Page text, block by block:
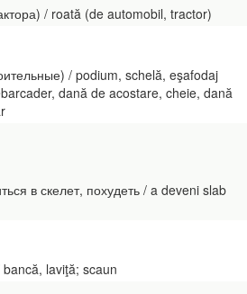
/ roată (de automobil, tractor)
/ podium, schelă, eşafodaj
dană de acostare, cheie, dană
в скелет, похудеть / a deveni slab
bancă, laviţă; scaun